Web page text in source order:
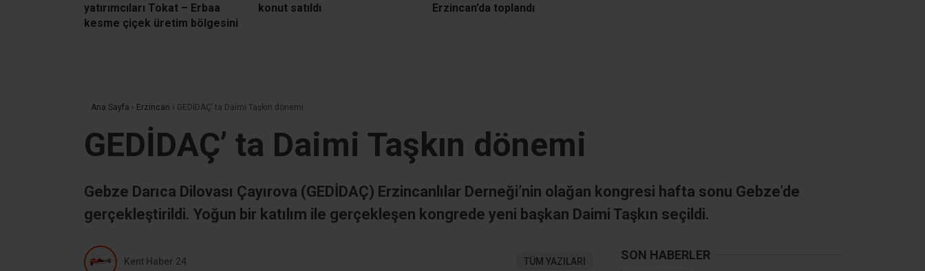
yatırımcıları Tokat – Erbaa
kesme çiçek üretim bölgesini
konut satıldı
Erzincan’da toplandı
Ana Sayfa › Erzincan › GEDİDAÇ’ ta Daimi Taşkın dönemi
GEDİDAÇ’ ta Daimi Taşkın dönemi
Gebze Darıca Dilovası Çayırova (GEDİDAÇ) Erzincanlılar Derneği’nin olağan kongresi hafta sonu Gebze’de
gerçekleştirildi. Yoğun bir katılım ile gerçekleşen kongrede yeni başkan Daimi Taşkın seçildi.
Kent Haber 24 TÜM YAZILARI SON HABERLER